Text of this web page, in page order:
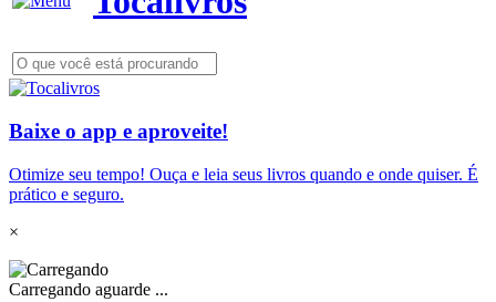
Baixe o app e aproveite!
Otimize seu tempo! Ouça e leia seus livros quando e onde quiser. É
prático e seguro.
×
Carregando aguarde ...